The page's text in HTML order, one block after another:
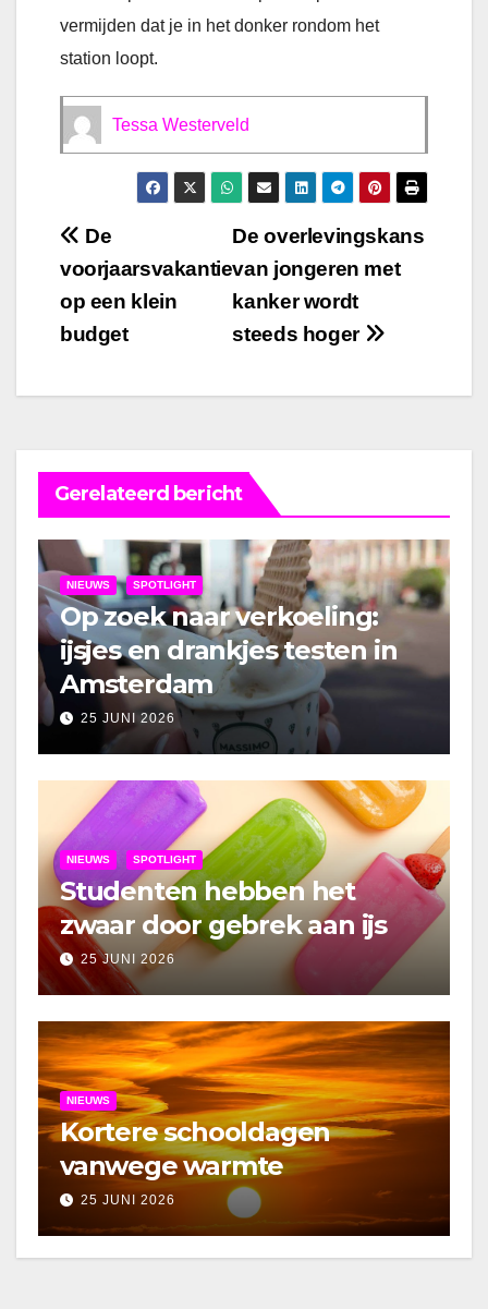
vermijden dat je in het donker rondom het
station loopt.
Tessa Westerveld
Bericht
navigatie
De overlevingskans
van jongeren met
kanker wordt
steeds hoger
De
voorjaarsvakantie
op een klein
budget
Gerelateerd bericht
NIEUWS SPOTLIGHT
Op zoek naar verkoeling:
ijsjes en drankjes testen in
Amsterdam
25 JUNI 2026
NIEUWS SPOTLIGHT
Studenten hebben het
zwaar door gebrek aan ijs
25 JUNI 2026
NIEUWS
Kortere schooldagen
vanwege warmte
25 JUNI 2026